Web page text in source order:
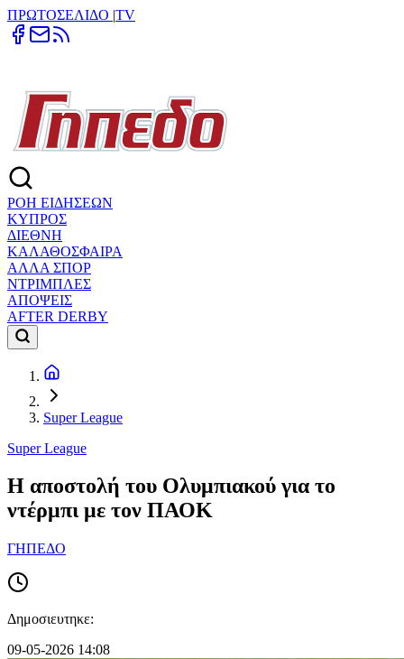
ΠΡΩΤΟΣΕΛΙΔΟ |TV
ΡΟΗ ΕΙΔΗΣΕΩΝ
ΚΥΠΡΟΣ
ΔΙΕΘΝΗ
ΚΑΛΑΘΟΣΦΑΙΡΑ
ΑΛΛΑ ΣΠΟΡ
ΝΤΡΙΜΠΛΕΣ
ΑΠΟΨΕΙΣ
AFTER DERBY
Super League
Super League
Η αποστολή του Ολυμπιακού για το
ντέρμπι με τον ΠΑΟΚ
ΓΗΠΕΔΟ
Δημοσιευτηκε:
09-05-2026 14:08